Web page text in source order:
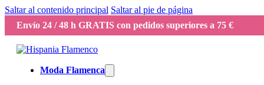
Saltar al contenido principal Saltar al pie de página
Envío 24 / 48 h GRATIS con pedidos superiores a 75 €
Moda Flamenca